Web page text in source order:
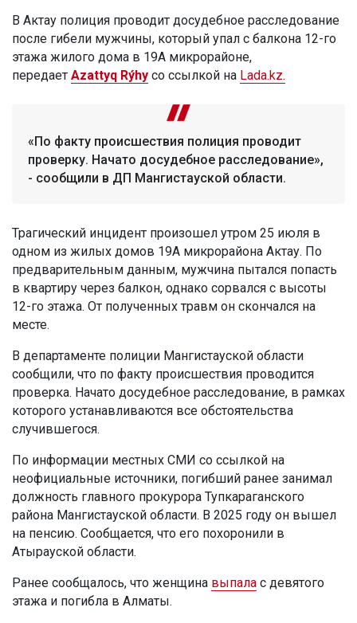
В Актау полиция проводит досудебное расследование
после гибели мужчины, который упал с балкона 12-го
этажа жилого дома в 19А микрорайоне,
передает Azattyq Rýhy со ссылкой на Lada.kz.
«По факту происшествия полиция проводит
проверку. Начато досудебное расследование»,
- сообщили в ДП Мангистауской области.
Трагический инцидент произошел утром 25 июля в
одном из жилых домов 19А микрорайона Актау. По
предварительным данным, мужчина пытался попасть
в квартиру через балкон, однако сорвался с высоты
12-го этажа. От полученных травм он скончался на
месте.
В департаменте полиции Мангистауской области
сообщили, что по факту происшествия проводится
проверка. Начато досудебное расследование, в рамках
которого устанавливаются все обстоятельства
случившегося.
По информации местных СМИ со ссылкой на
неофициальные источники, погибший ранее занимал
должность главного прокурора Тупкараганского
района Мангистауской области. В 2025 году он вышел
на пенсию. Сообщается, что его похоронили в
Атырауской области.
Ранее сообщалось, что женщина выпала с девятого
этажа и погибла в Алматы.